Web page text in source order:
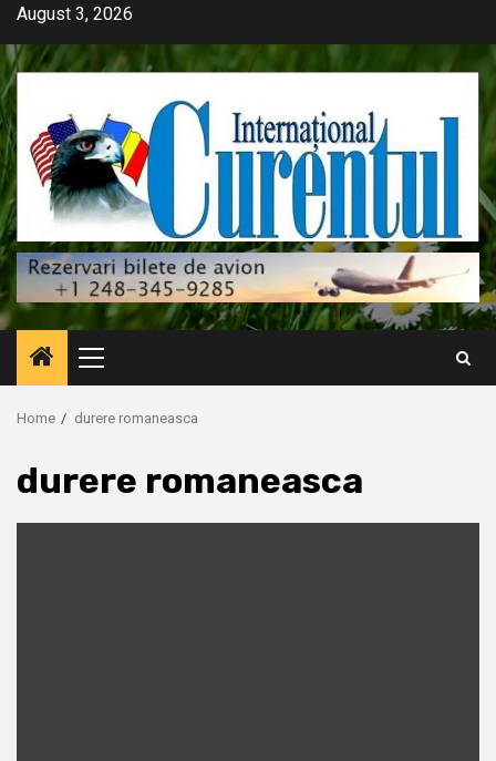
Skip
content
August 3, 2026
Primary
Menu
Home durere romaneasca
durere romaneasca